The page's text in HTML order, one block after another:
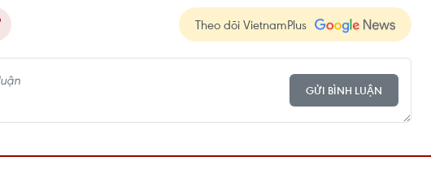
Theo dõi VietnamPlus
GỬI BÌNH LUẬN